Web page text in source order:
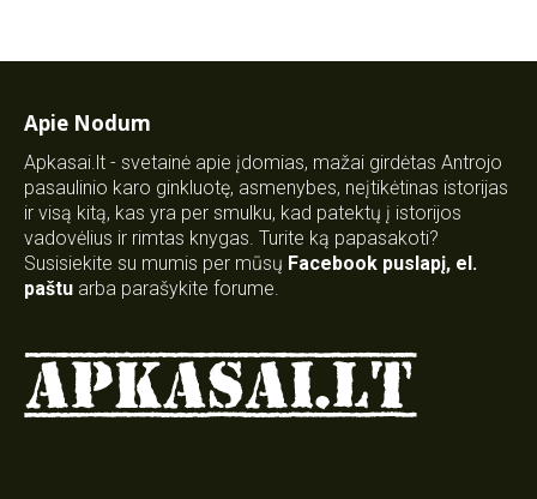
Apie Nodum
Apkasai.lt - svetainė apie įdomias, mažai girdėtas Antrojo
pasaulinio karo ginkluotę, asmenybes, neįtikėtinas istorijas
ir visą kitą, kas yra per smulku, kad patektų į istorijos
vadovėlius ir rimtas knygas. Turite ką papasakoti?
Susisiekite su mumis per mūsų Facebook puslapį, el.
paštu arba parašykite forume.